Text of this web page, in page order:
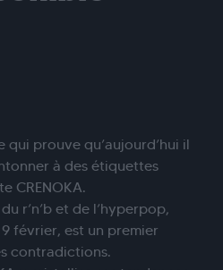
qui prouve qu’aujourd’hui il
à des étiquettes
CRENOKA.
r’n’b et de l’hyperpop,
février, est un premier
contradictions.